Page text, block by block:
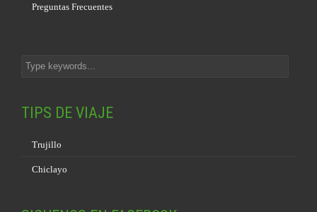
Preguntas Frecuentes
TIPS DE VIAJE
Trujillo
Chiclayo